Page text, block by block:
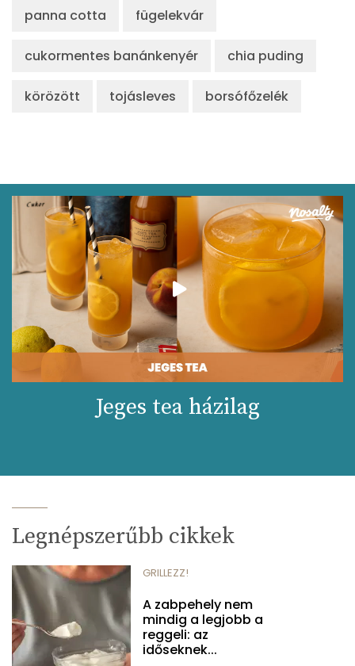
panna cotta fügelekvár
cukormentes banánkenyér chia puding
körözött tojásleves borsófőzelék
Jeges tea házilag
Legnépszerűbb cikkek
GRILLEZZ!
A zabpehely nem
mindig a legjobb a
reggeli: az
időseknek...